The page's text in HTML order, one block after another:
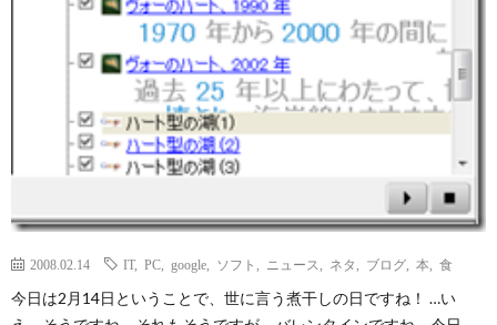
2008.02.14 IT, PC google ソフト ニュース ネタ ブログ 本 食
今日は2月14日ということで、世に言う煮干しの日ですね！ …い